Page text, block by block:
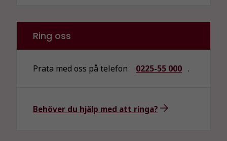
Ring oss
Prata med oss på telefon 0225-55 000 .
Behöver du hjälp med att ringa?